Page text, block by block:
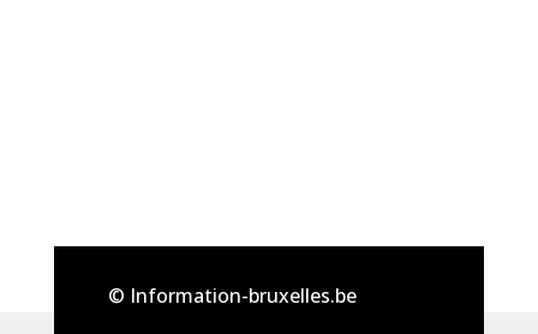
© Information-bruxelles.be